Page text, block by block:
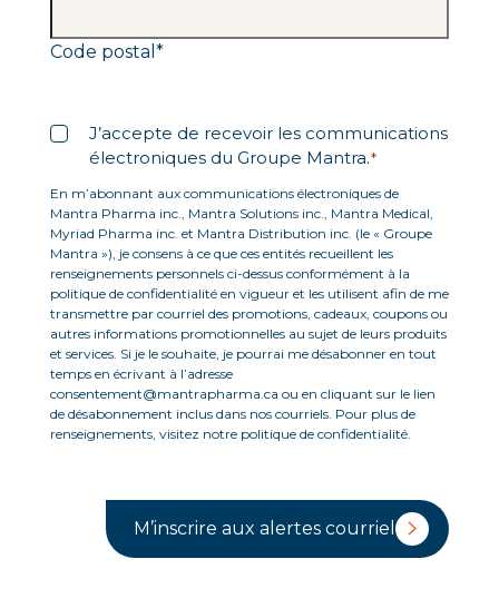
Code postal *
*
J’accepte de recevoir les communications
électroniques du Groupe Mantra.*
En m’abonnant aux communications électroniques de
Mantra Pharma inc., Mantra Solutions inc., Mantra Medical,
Myriad Pharma inc. et Mantra Distribution inc. (le « Groupe
Mantra »), je consens à ce que ces entités recueillent les
renseignements personnels ci-dessus conformément à la
politique de confidentialité en vigueur et les utilisent afin de me
transmettre par courriel des promotions, cadeaux, coupons ou
autres informations promotionnelles au sujet de leurs produits
et services. Si je le souhaite, je pourrai me désabonner en tout
temps en écrivant à l’adresse
consentement@mantrapharma.ca ou en cliquant sur le lien
de désabonnement inclus dans nos courriels. Pour plus de
renseignements, visitez notre politique de confidentialité.